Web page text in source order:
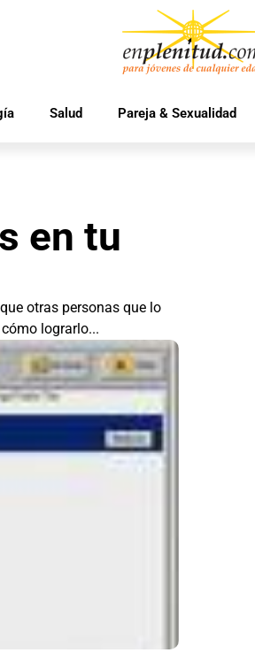
Salud Pareja & Sexualidad
en tu
otras personas que lo
lograrlo...